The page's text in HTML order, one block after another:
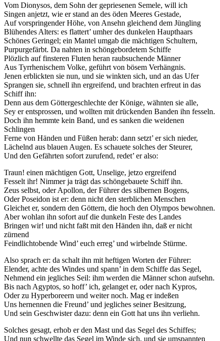
Vom Dionysos, dem Sohn der gepriesenen Semele, will ich
Singen anjetzt, wie er stand an des öden Meeres Gestade,
Auf vorspringender Höhe, von Ansehn gleichend dem Jüngling
Blühendes Alters: es flattert’ umher des dunkelen Haupthaars
Schönes Geringel; ein Mantel umgab die mächtigen Schultern,
Purpurgefärbt. Da nahten in schöngebordetem Schiffe
Plözlich auf finsteren Fluten heran raubsuchende Männer
Aus Tyrrhenischem Volke, geführt von bösem Verhängnis.
Jenen erblickten sie nun, und sie winkten sich, und an das Ufer
Sprangen sie, schnell ihn ergreifend, und brachten erfreut in das
Schiff ihn:
Denn aus dem Göttergeschlechte der Könige, wähnten sie alle,
Sey er entsprossen, und wollten mit drückenden Banden ihn fesseln.
Doch ihn hemmte kein Band, und es sanken die weidenen
Schlingen
Ferne von Händen und Füßen herab: dann setzt’ er sich nieder,
Lächelnd aus blauen Augen. Es schauete solches der Steurer,
Und den Gefährten sofort zurufend, redet’ er also:
Traun! einen mächtigen Gott, Unselige, jetzo ergreifend
Fesselt ihr! Nimmer ja trägt das schöngebauete Schiff ihn.
Zeus selbst, oder Apollon, der Führer des silbernen Bogens,
Oder Poseidon ist er: denn nicht den sterblichen Menschen
Gleichet er, sondern den Göttern, die hoch den Olympos bewohnen.
Aber wohlan ihn sofort auf die dunkeln Feste des Landes
Bringen wir! und nicht faßt mit den Händen ihn, daß er nicht
zürnend
Feindlichtobende Wind’ euch erreg’ und wirbelnde Stürme.
Also sprach er: da schalt ihn mit heftigen Worten der Führer:
Elender, achte des Windes und spann’ in dem Schiffe das Segel,
Nehmend ein jegliches Seil: ihm werden die Männer schon aufsehn.
Bis nach Agyptos, so hoff’ ich, gelanget er, oder nach Kypros,
Oder zu Hyperboreern und weiter noch. Mag er indeßen
Uns hernennen die Freund’ und jegliches seiner Besitzung,
Und sein Geschwister dazu: denn ein Gott hat uns ihn verliehn.
Solches gesagt, erhob er den Mast und das Segel des Schiffes;
Und nun schwellte das Segel im Winde sich, und sie umspannten